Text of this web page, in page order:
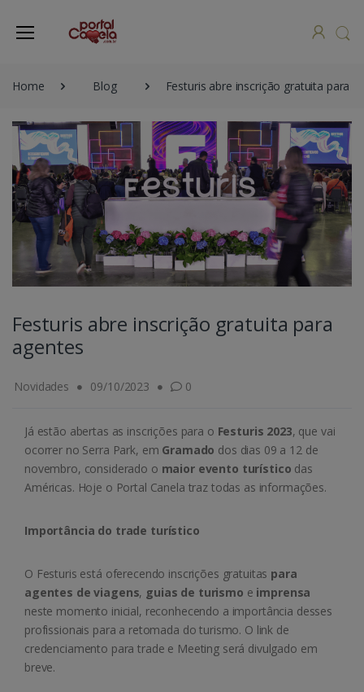
Home Blog Festuris abre inscrição gratuita para
Festuris abre inscrição gratuita para
agentes
Novidades 09/10/2023 0
Já estão abertas as inscrições para o Festuris 2023, que vai
ocorrer no Serra Park, em Gramado dos dias 09 a 12 de
novembro, considerado o maior evento turístico das
Américas. Hoje o Portal Canela traz todas as informações.
Importância do trade turístico
O Festuris está oferecendo inscrições gratuitas para
agentes de viagens, guias de turismo e imprensa
neste momento inicial, reconhecendo a importância desses
profissionais para a retomada do turismo. O link de
credenciamento para trade e Meeting será divulgado em
breve.